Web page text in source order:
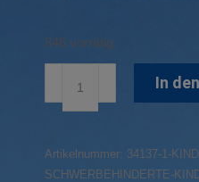
846 vorrätig
Jahre
und
In
Artikelnummer: 34137-1-
SCHWERBEHINDERTE-